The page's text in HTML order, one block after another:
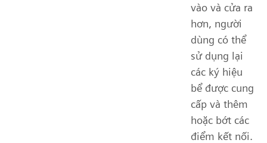
vào và cửa ra
hơn, người
dùng có thể
sử dụng lại
các ký hiệu
bể được cung
cấp và thêm
hoặc bớt các
điểm kết nối.